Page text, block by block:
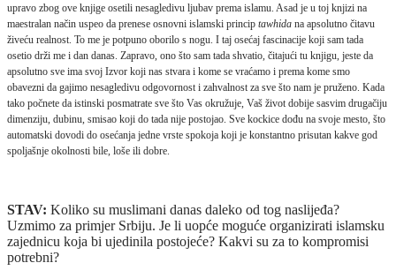
upravo zbog ove knjige osetili nesagledivu ljubav prema islamu. Asad je u toj knjizi na
maestralan način uspeo da prenese osnovni islamski princip tawhida na apsolutno čitavu
živeću realnost. To me je potpuno oborilo s nogu. I taj osećaj fascinacije koji sam tada
osetio drži me i dan danas. Zapravo, ono što sam tada shvatio, čitajući tu knjigu, jeste da
apsolutno sve ima svoj Izvor koji nas stvara i kome se vraćamo i prema kome smo
obavezni da gajimo nesagledivu odgovornost i zahvalnost za sve što nam je pruženo. Kada
tako počnete da istinski posmatrate sve što Vas okružuje, Vaš život dobije sasvim drugačiju
dimenziju, dubinu, smisao koji do tada nije postojao. Sve kockice dođu na svoje mesto, što
automatski dovodi do osećanja jedne vrste spokoja koji je konstantno prisutan kakve god
spoljašnje okolnosti bile, loše ili dobre.
STAV: Koliko su muslimani danas daleko od tog naslijeđa?
Uzmimo za primjer Srbiju. Je li uopće moguće organizirati islamsku
zajednicu koja bi ujedinila postojeće? Kakvi su za to kompromisi
potrebni?